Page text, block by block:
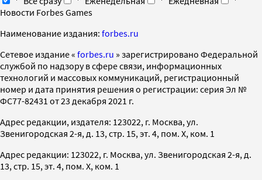
Новости Forbes Games
Наименование издания: forbes.ru
Cетевое издание « forbes.ru » зарегистрировано Федеральной
службой по надзору в сфере связи, информационных
технологий и массовых коммуникаций, регистрационный
номер и дата принятия решения о регистрации: серия Эл №
ФС77-82431 от 23 декабря 2021 г.
Адрес редакции, издателя: 123022, г. Москва, ул.
Звенигородская 2-я, д. 13, стр. 15, эт. 4, пом. X, ком. 1
Адрес редакции: 123022, г. Москва, ул. Звенигородская 2-я, д.
13, стр. 15, эт. 4, пом. X, ком. 1